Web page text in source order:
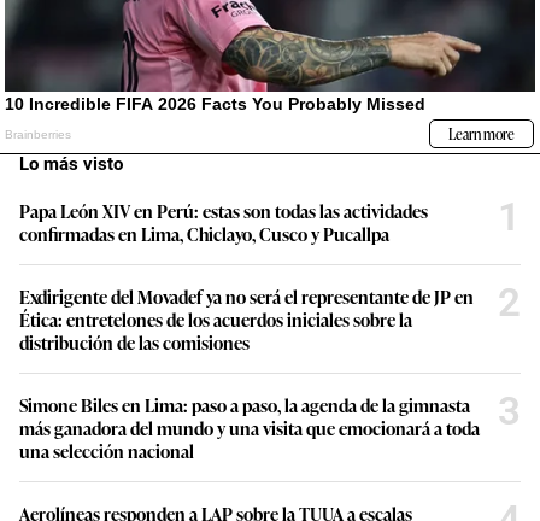
Lo más visto
Papa León XIV en Perú: estas son todas las actividades
confirmadas en Lima, Chiclayo, Cusco y Pucallpa
1
Exdirigente del Movadef ya no será el representante de JP en
Ética: entretelones de los acuerdos iniciales sobre la
distribución de las comisiones
2
Simone Biles en Lima: paso a paso, la agenda de la gimnasta
más ganadora del mundo y una visita que emocionará a toda
una selección nacional
3
Aerolíneas responden a LAP sobre la TUUA a escalas